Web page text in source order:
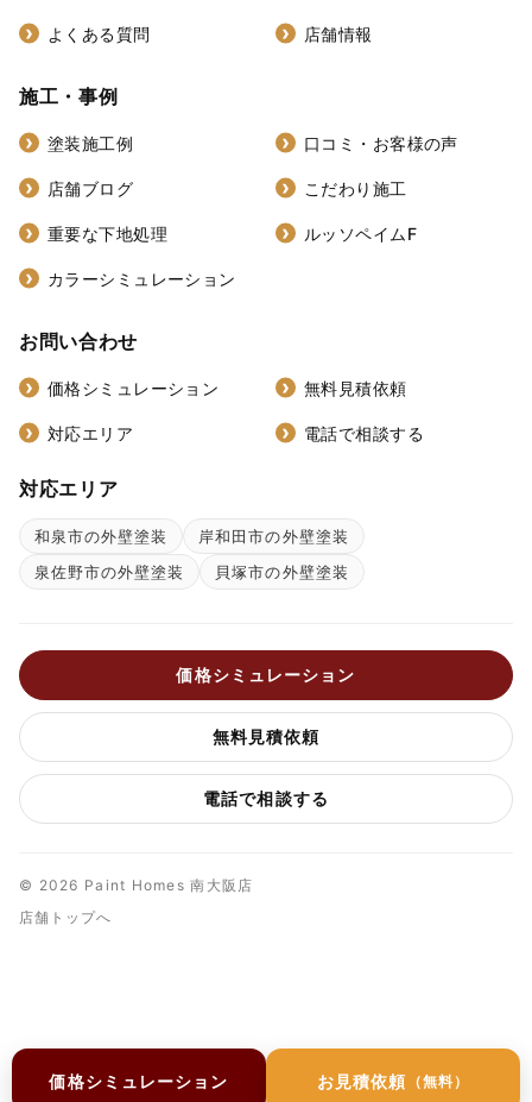
価格シミュレーション お見積依頼 （無料）
よくある質問 店舗情報
施工・事例
塗装施工例 口コミ・お客様の声
店舗ブログ こだわり施工
重要な下地処理 ルッソペイムF
カラーシミュレーション
お問い合わせ
価格シミュレーション 無料見積依頼
対応エリア 電話で相談する
対応エリア
和泉市の外壁塗装
岸和田市の外壁塗装
泉佐野市の外壁塗装
貝塚市の外壁塗装
価格シミュレーション
無料見積依頼
電話で相談する
© 2026 Paint Homes 南大阪店
店舗トップへ